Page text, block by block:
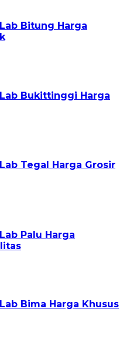
Bitung Harga
Lab Bukittinggi Harga
Tegal Harga Grosir
Palu Harga
Bima Harga Khusus